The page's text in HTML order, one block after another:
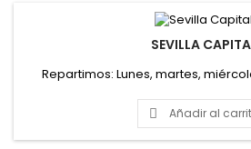
SEVILLA
Repartimos: Lunes, martes,
 Añadir al